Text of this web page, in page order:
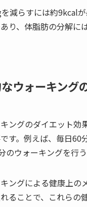
減らすには約9kcal
り、体脂肪の分解に
ウォーキング
ングのダイエット効
す。例えば、毎日60
のウォーキングを行
ングによる健康上の
ることで、これらの